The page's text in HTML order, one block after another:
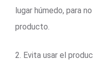
lugar húmedo, para
producto.
2. Evita usar el